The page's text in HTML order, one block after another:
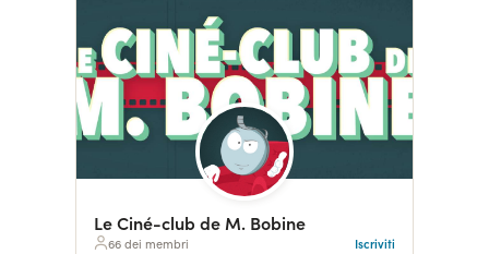
Le Ciné-club de M. Bobine
66 dei membri Iscriviti